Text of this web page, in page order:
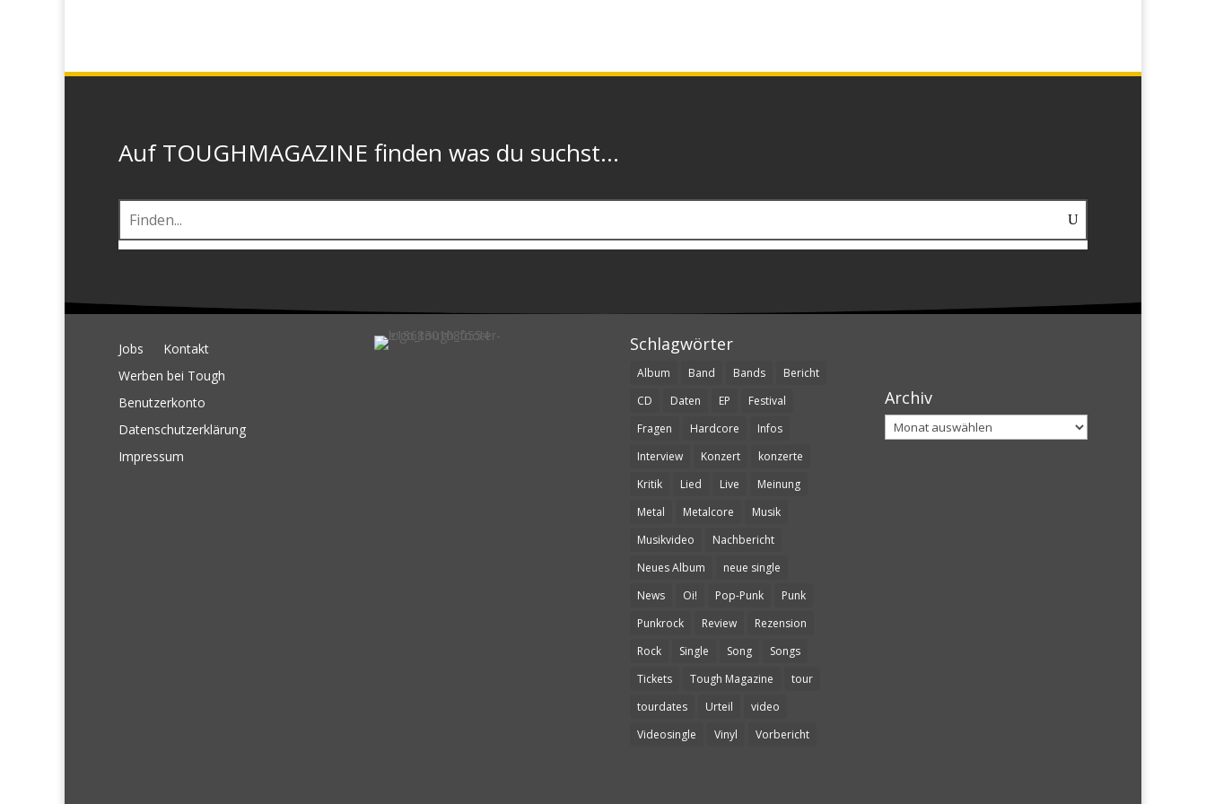
Auf TOUGHMAGAZINE finden was du suchst...
Jobs
Kontakt
Werben bei Tough
Benutzerkonto
Datenschutzerklärung
Impressum
Schlagwörter
Album Band Bands
Bericht
CD
Daten EP
Festival
Fragen
Hardcore
Infos
Interview
Konzert
konzerte
Kritik
Lied Live
Meinung
Metal
Metalcore
Musik
Musikvideo
Nachbericht
Neues Album
neue single
News
Oi! Pop-Punk
Punk
Punkrock
Review
Rezension
Rock
Single Song
Songs
Tickets
Tough Magazine
tour
tourdates
Urteil
video
Videosingle
Vinyl Vorbericht
Archiv
Archiv